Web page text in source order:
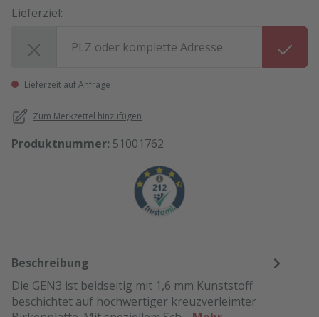
Lieferziel:
Lieferzeit auf Anfrage
Zum Merkzettel hinzufügen
Produktnummer: 51001762
Beschreibung
Die GEN3 ist beidseitig mit 1,6 mm Kunststoff
beschichtet auf hochwertiger kreuzverleimter